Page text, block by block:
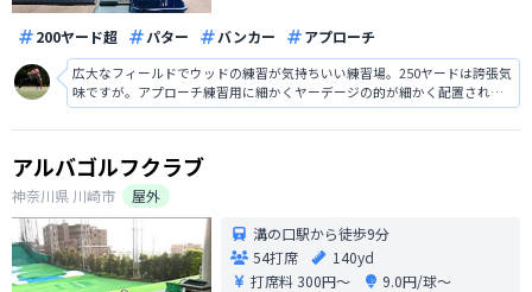
200ヤード超 パター バンカー アプローチ
広大なフィールドでウッドの練習が気持ちいい練習場。250ヤードは誇張気
味ですが。アプローチ練習用に細かくヤーデージの的が細かく配置された
打席エリアがあったりと配慮が嬉しいです。
アルバゴルフクラブ
神奈川県 川崎市
屋外
溝の口駅から徒歩9分
54打席
140yd
打席料300円〜
9.0円/球〜